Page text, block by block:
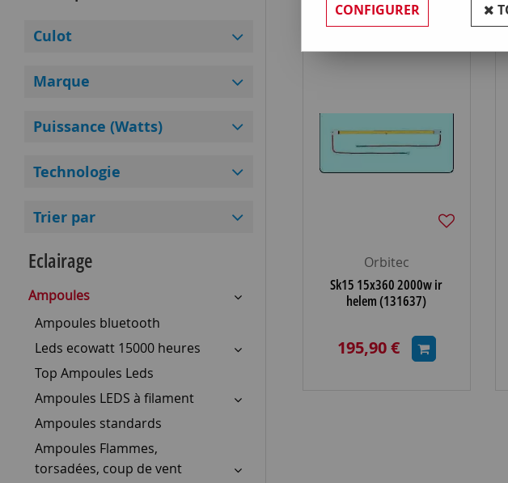
Culot
Marque
Puissance (Watts)
Technologie
Trier par
Eclairage
Ampoules
Ampoules bluetooth
Leds ecowatt 15000 heures
Top Ampoules Leds
Ampoules LEDS à filament
Ampoules standards
Ampoules Flammes,
torsadées, coup de vent
Orbitec
Sk15 15x360 2000w ir
helem (131637)
195,90 €
CONFIGURER